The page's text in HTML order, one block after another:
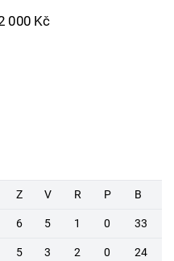
000 Kč
Z V R P B
6 5 1 0 33
5 3 2 0 24